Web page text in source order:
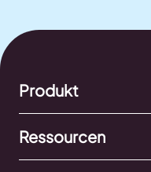
Produkt
Ressourcen